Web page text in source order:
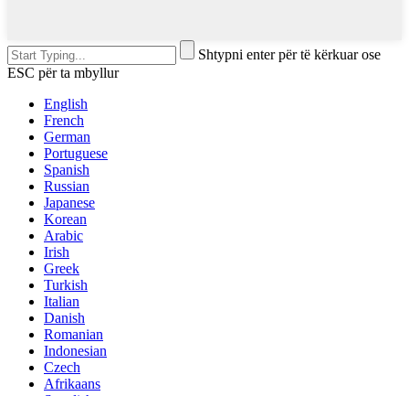
Shtypni enter për të kërkuar ose
ESC për ta mbyllur
English
French
German
Portuguese
Spanish
Russian
Japanese
Korean
Arabic
Irish
Greek
Turkish
Italian
Danish
Romanian
Indonesian
Czech
Afrikaans